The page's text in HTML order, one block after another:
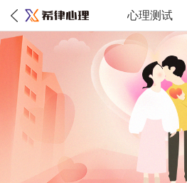
心理测试